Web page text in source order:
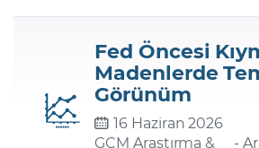
Şifreniz
Şifremi Unuttum
Fed Öncesi
Madenlerde
Görünüm
16 Haziran 2026
GCM Araştırma &
-